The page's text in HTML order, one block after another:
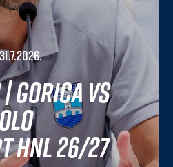
Gorica vs
26/27